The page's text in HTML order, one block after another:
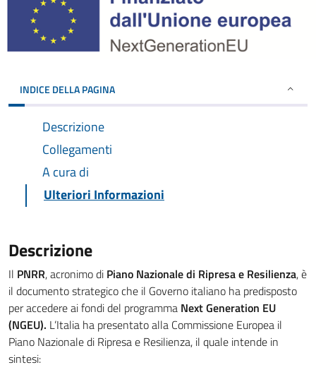
INDICE DELLA PAGINA
Descrizione
Collegamenti
A cura di
Ulteriori Informazioni
Descrizione
Il PNRR, acronimo di Piano Nazionale di Ripresa e Resilienza, è
il documento strategico che il Governo italiano ha predisposto
per accedere ai fondi del programma Next Generation EU
(NGEU). L’Italia ha presentato alla Commissione Europea il
Piano Nazionale di Ripresa e Resilienza, il quale intende in
sintesi: